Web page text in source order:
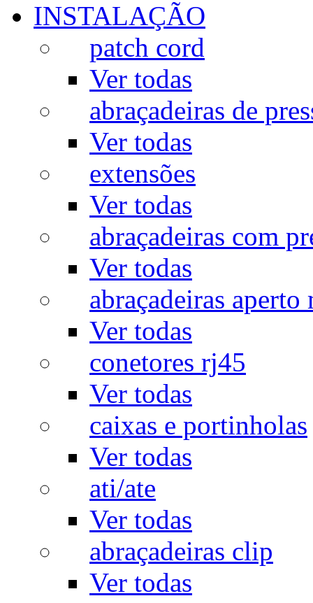
INSTALAÇÃO
patch cord
Ver todas
abraçadeiras de
Ver todas
extensões
Ver todas
abraçadeiras com
Ver todas
abraçadeiras aperto
Ver todas
conetores rj45
Ver todas
caixas e portinholas
Ver todas
ati/ate
Ver todas
abraçadeiras clip
Ver todas